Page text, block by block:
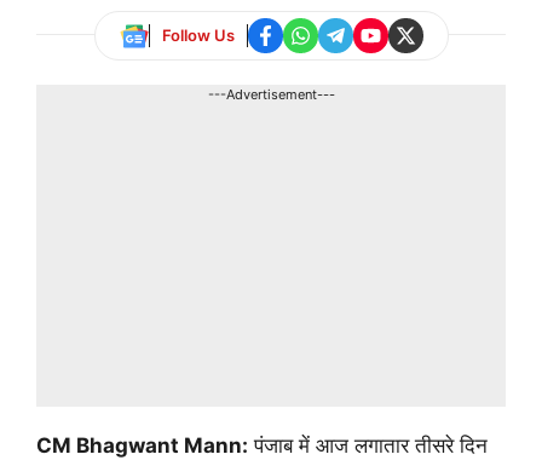
Follow Us
---Advertisement---
CM Bhagwant Mann: पंजाब में आज लगातार तीसरे दिन